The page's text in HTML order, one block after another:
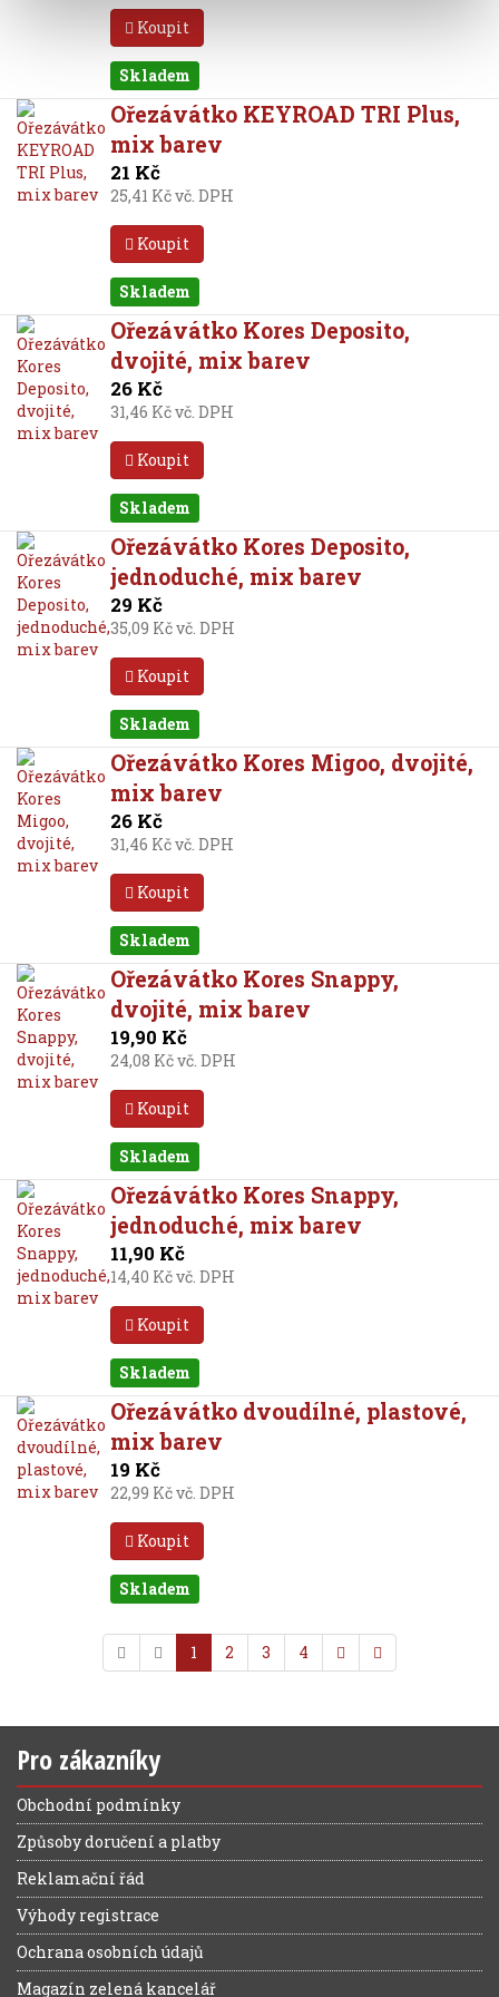
Koupit
Skladem
Ořezávátko KEYROAD TRI Plus,
mix barev
21 Kč
25,41 Kč vč. DPH
Koupit
Skladem
Ořezávátko Kores Deposito,
dvojité, mix barev
26 Kč
31,46 Kč vč. DPH
Koupit
Skladem
Ořezávátko Kores Deposito,
jednoduché, mix barev
29 Kč
35,09 Kč vč. DPH
Koupit
Skladem
Ořezávátko Kores Migoo, dvojité,
mix barev
26 Kč
31,46 Kč vč. DPH
Koupit
Skladem
Ořezávátko Kores Snappy,
dvojité, mix barev
19,90 Kč
24,08 Kč vč. DPH
Koupit
Skladem
Ořezávátko Kores Snappy,
jednoduché, mix barev
11,90 Kč
14,40 Kč vč. DPH
Koupit
Skladem
Ořezávátko dvoudílné, plastové,
mix barev
19 Kč
22,99 Kč vč. DPH
Koupit
Skladem
1 2 3 4
Pro zákazníky
Obchodní podmínky
Způsoby doručení a platby
Reklamační řád
Výhody registrace
Ochrana osobních údajů
Magazín zelená kancelář